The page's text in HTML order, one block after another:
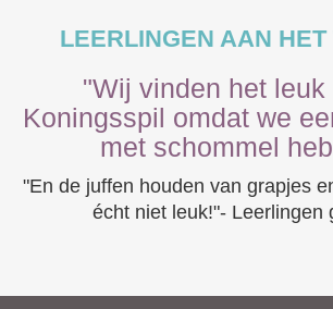
LEERLINGEN AAN HET
"Wij vinden het leuk
Koningsspil omdat we
met schommel
"En de juffen houden van grapjes
écht niet leuk!"- Leerlingen